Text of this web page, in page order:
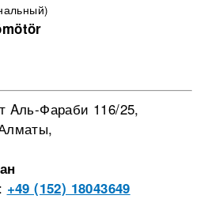
Aль-Фараби 116/25,
+49 (152) 18043649